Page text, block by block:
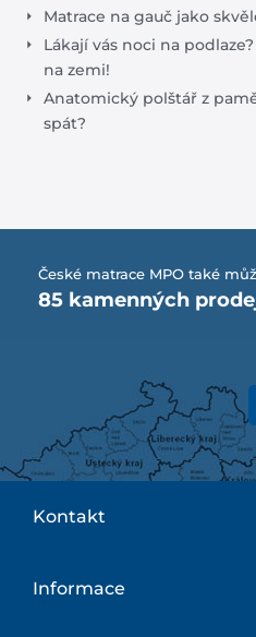
Matrace na gauč jako
Lákají vás noci na
na zemi!
Anatomický polštář z
spát?
České matrace MPO také
85 kamenných
Kontakt
Informace